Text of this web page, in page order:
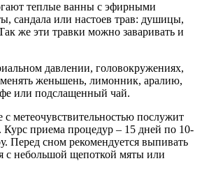
теплые ванны с эфирными
сандала или настоев трав: душицы,
же эти травки можно заваривать и
давлении, головокружениях,
женьшень, лимонник, аралию,
или подслащенный чай.
метеочувствительностью послужит
Курс приема процедур – 15 дней по 10-
Перед сном рекомендуется выпивать
с небольшой щепоткой мяты или